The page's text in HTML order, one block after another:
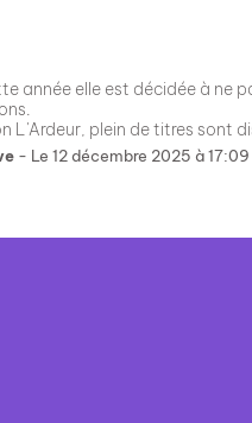
année elle est décidée à ne
L'Ardeur, plein de titres sont
- Le 12 décembre 2025 à 17:09